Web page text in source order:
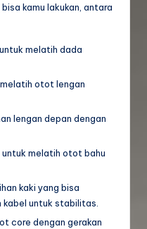
kamu lakukan, antara
melatih dada
otot lengan
lengan depan dengan
melatih otot bahu
kaki yang bisa
kabel untuk stabilitas.
core dengan gerakan